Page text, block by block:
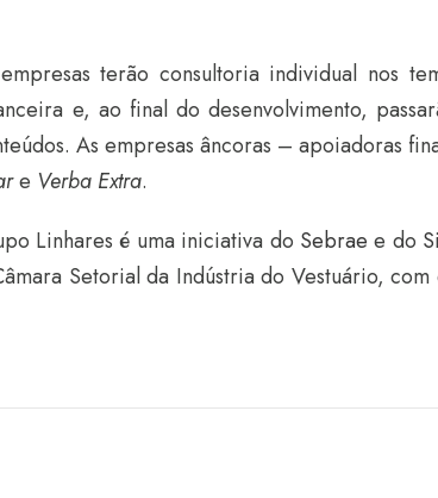
terão consultoria individual nos
e, ao final do desenvolvimento,
As empresas âncoras – apoiadoras
e Verba Extra.
Linhares é uma iniciativa do Sebrae e do
Setorial da Indústria do Vestuário,